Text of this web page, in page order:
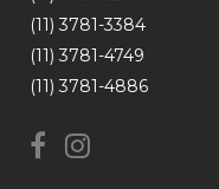
(11) 3781-3384
(11) 3781-4749
(11) 3781-4886